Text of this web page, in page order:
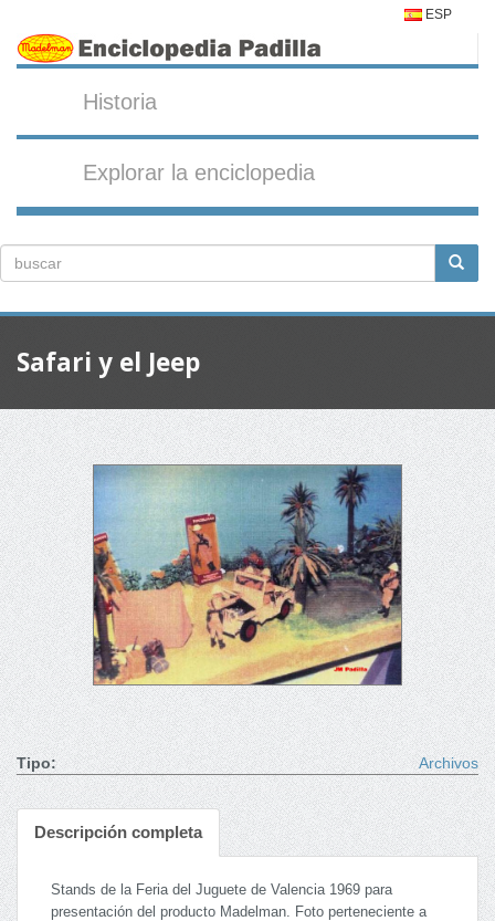
ESP
Historia
Explorar la enciclopedia
Safari y el Jeep
Tipo: Archivos
Descripción completa
Stands de la Feria del Juguete de Valencia 1969 para
presentación del producto Madelman. Foto perteneciente a